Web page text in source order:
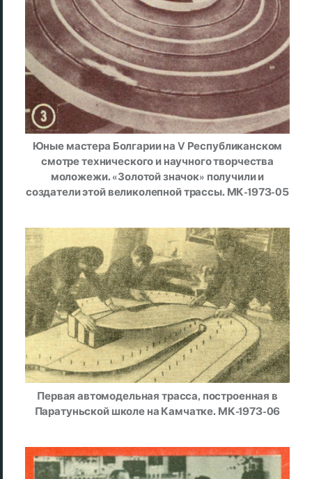
Юные мастера Болгарии на V Республиканском
смотре технического и научного творчества
моложежи. «Золотой значок» получили и
создатели этой великолепной трассы. МК-1973-05
Первая автомодельная трасса, построенная в
Паратуньской школе на Камчатке. МК-1973-06